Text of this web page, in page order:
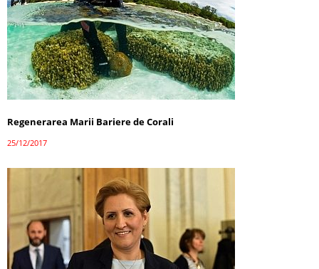
Regenerarea Marii Bariere de Corali
25/12/2017